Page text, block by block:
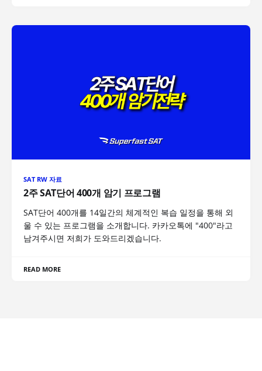
SAT RW 자료
2주 SAT단어 400개 암기 프로그램
SAT단어 400개를 14일간의 체계적인 복습 일정을 통해 외
울 수 있는 프로그램을 소개합니다. 카카오톡에 "400"라고
남겨주시면 저희가 도와드리겠습니다.
READ MORE